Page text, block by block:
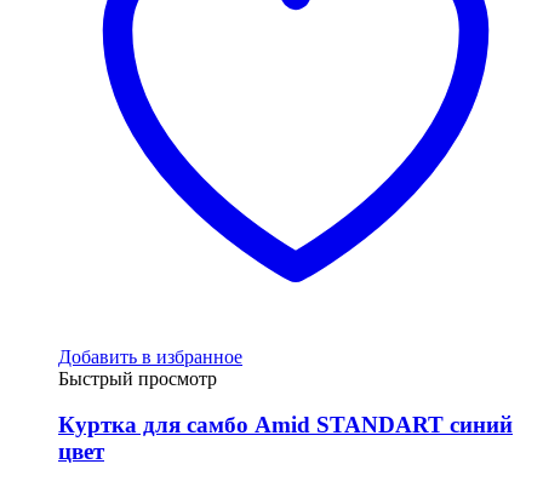
Добавить в избранное
Быстрый просмотр
Куртка для самбо Amid STANDART синий
цвет